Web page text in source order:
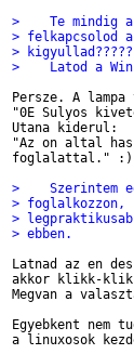
>    Te mindig
> felkapcsolod
>
>    Latod a
Persze. A
"0E Sulyos
Utana kiderul:
"Az on altal
foglalattal." :)
>    Szerintem
> foglalkozzon,
>
> ebben.
Latnad az en
akkor klikk-
Megvan a
Egyebkent nem
a linuxosok